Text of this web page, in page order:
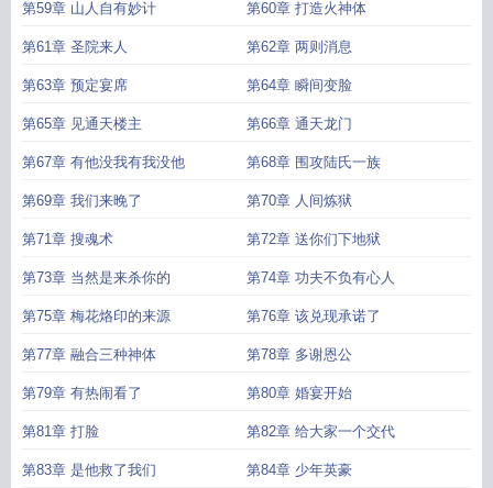
第59章 山人自有妙计 第60章 打造火神体
第61章 圣院来人 第62章 两则消息
第63章 预定宴席 第64章 瞬间变脸
第65章 见通天楼主 第66章 通天龙门
第67章 有他没我有我没他 第68章 围攻陆氏一族
第69章 我们来晚了 第70章 人间炼狱
第71章 搜魂术 第72章 送你们下地狱
第73章 当然是来杀你的 第74章 功夫不负有心人
第75章 梅花烙印的来源 第76章 该兑现承诺了
第77章 融合三种神体 第78章 多谢恩公
第79章 有热闹看了 第80章 婚宴开始
第81章 打脸 第82章 给大家一个交代
第83章 是他救了我们 第84章 少年英豪